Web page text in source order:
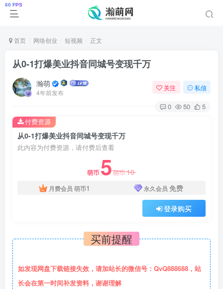
首页 网络创业 短视频 正文
从0-1打爆美业抖音同城号变现千万
瀚萌
4年前发布
关注 私信
0 50 5
从0-1打爆美业抖音同城号变现千万
此内容为付费资源，请付费后查看
萌币 5萌币10
月费会员 萌币1 永久会员 免费
登录购买
付费资源
买前提醒
如发现网盘下载链接失效，请加站长的微信号：QvQ888688，站
长会在第一时间补发资料，谢谢理解